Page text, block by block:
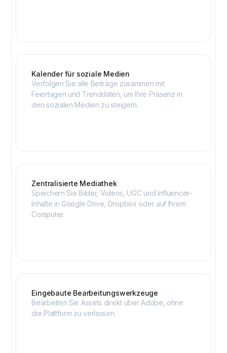
Kalender für soziale Medien
Verfolgen Sie alle Beiträge zusammen mit
Feiertagen und Trenddaten, um Ihre Präsenz in
den sozialen Medien zu steigern.
Zentralisierte Mediathek
Speichern Sie Bilder, Videos, UGC und Influencer-
Inhalte in Google Drive, Dropbox oder auf Ihrem
Computer.
Eingebaute Bearbeitungswerkzeuge
Bearbeiten Sie Assets direkt über Adobe, ohne
die Plattform zu verlassen.